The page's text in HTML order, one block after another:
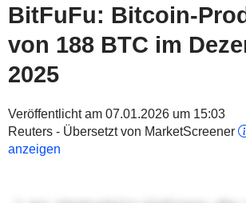
BitFuFu: Bitcoin-
von 188 BTC im
2025
Veröffentlicht am 07.01.2026 um 15:03
Reuters - Übersetzt von MarketScreener
anzeigen